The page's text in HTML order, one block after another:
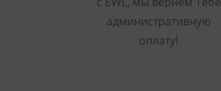
административную
оплату!